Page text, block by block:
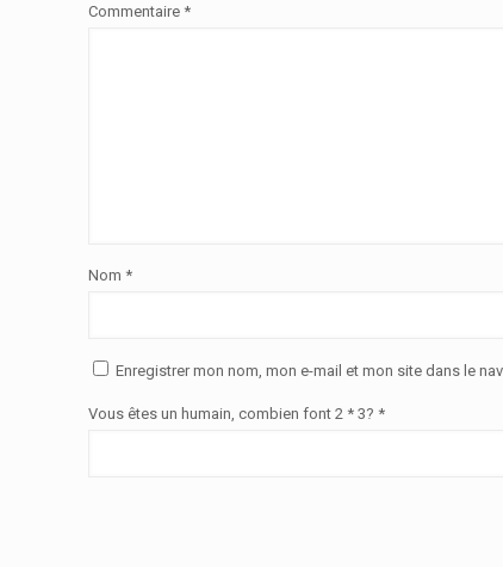
Commentaire *
Nom *
Enregistrer mon nom, mon e-mail et mon site dans le
Vous êtes un humain, combien font 2 * 3? *